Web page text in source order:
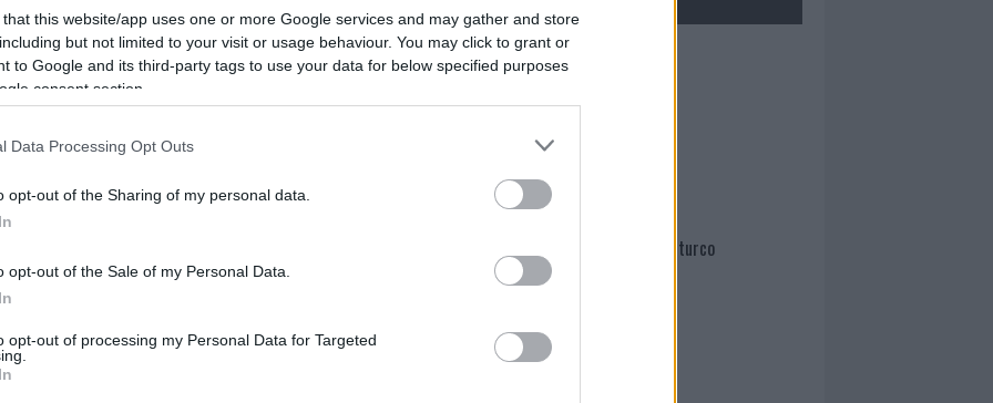
that this website/app uses one or more Google services and may gather and store
but not limited to your visit or usage behaviour. You may click to grant or
to Google and its third-party tags to use your data for below specified purposes
consent section.
Data Processing Opt Outs
opt-out of the Sharing of my personal data.
opt-out of the Sale of my Personal Data.
opt-out of processing my Personal Data for Targeted
cliccandoqui
nella sezioneLogindal menù del sito o
Casa San Teodoro
Mario Malu
Paolo Pinna
Martina Agostina Diturco
I nostri cari